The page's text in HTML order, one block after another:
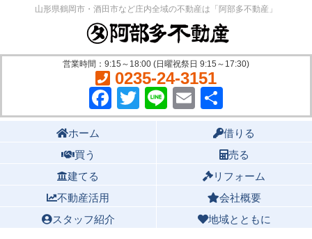
山形県鶴岡市・酒田市など庄内全域の不動産は「阿部多不動産」
営業時間：9:15～18:00 (日曜祝祭日 9:15～17:30)
0235-24-3151
Facebook
Twitter
LineEmail
有
ホーム
借りる
買う
売る
建てる
リフォーム
不動産活用
会社概要
スタッフ紹介
地域とともに